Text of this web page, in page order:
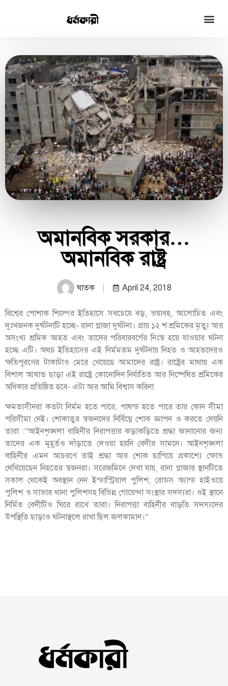
অমানবিক সরকার…
অমানবিক রাষ্ট্র
ঘাতক April 24, 2018
বিশ্বের পোশাক শিল্পের ইতিহাসে সবচেয়ে বড়, ভয়াবহ, আলোচিত এবং
দূঃখজনক দুর্ঘটনাটি হচ্ছে- রানা প্লাজা দুর্ঘটনা। প্রায় ১২ শ শ্রমিকের মৃত্যু আর
অসংখ্য শ্রমিক আহত এবং তাদের পরিবারবর্গের নিঃস্ব হয়ে যাওয়ার ঘটনা
হচ্ছে এটি। অথচ ইতিহাসের এই নির্মমতম দুর্ঘটনায় নিহত ও আহতদেরও
ক্ষতিপূরণের টাকাটাও মেরে খেয়েছে আমাদের রাষ্ট্র। রাষ্ট্রের মাথায় এক
বিশাল আঘাত ছাড়া এই রাষ্ট্রে কোনোদিন নির্যাতিত আর নিষ্পেষিত শ্রমিকের
অধিকার প্রতিষ্ঠিত হবে- এটা আর আমি বিশ্বাস করিনা
ক্ষমতাসীনরা কতটা নির্মম হতে পারে, পাষন্ড হতে পারে তার কোন সীমা
পরিসীমা নেই। শোকাতুর স্বজনদের নির্বিঘ্নে শোক জ্ঞাপন ও করতে দেয়নি
তারা :”আইনশৃঙ্খলা বাহিনীর নিরাপত্তার কড়াকড়িতে শ্রদ্ধা জানানোর জন্য
তাদের এক মূহূর্তও দাঁড়াতে দেওয়া হয়নি বেদীর সামনে। আইনশৃঙ্খলা
বাহিনীর এমন আচরণে তাই শ্রদ্ধা আর শোক ছাপিয়ে প্রকাশ্যে ক্ষোভ
দেখিয়েছেন নিহতের স্বজনরা। সরেজমিনে দেখা যায়, রানা প্লাজার স্থানটিতে
সকাল থেকেই অবস্থান নেন ইন্ডাস্ট্রিয়াল পুলিশ, রোডস অ্যান্ড হাইওয়ে
পুলিশ ও সাভার থানা পুলিশসহ বিভিন্ন গোয়েন্দা সংস্থার সদস্যরা। ওই স্থানে
নির্মিত বেদীটিও ঘিরে রাখে তারা। নিরাপত্তা বাহিনীর বাড়তি সদস্যদের
উপস্থিতি ছাড়াও ঘটনাস্থলে রাখা ছিল জলকামান।”